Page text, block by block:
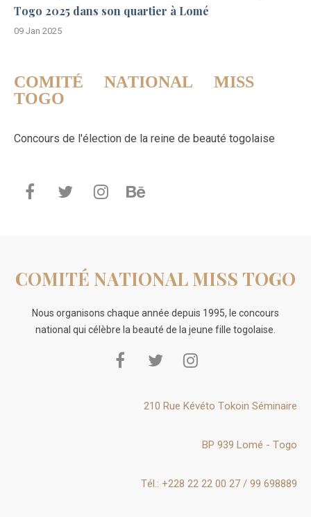
Togo 2025 dans son quartier à Lomé
09 Jan 2025
COMITÉ NATIONAL MISS
TOGO
Concours de l'élection de la reine de beauté togolaise
COMITÉ NATIONAL MISS TOGO
Nous organisons chaque année depuis 1995, le concours
national qui célèbre la beauté de la jeune fille togolaise.
210 Rue Kévéto Tokoin Séminaire
BP 939 Lomé - Togo
Tél.: +228 22 22 00 27 / 99 698889